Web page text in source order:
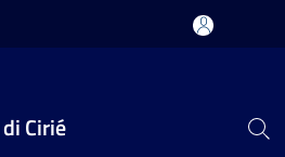
Cirié